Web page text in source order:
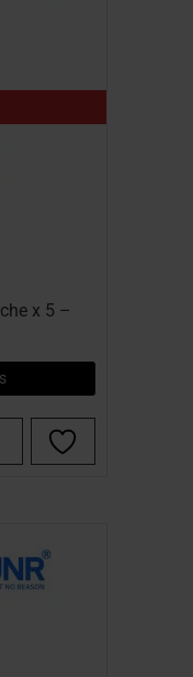
x 5 –